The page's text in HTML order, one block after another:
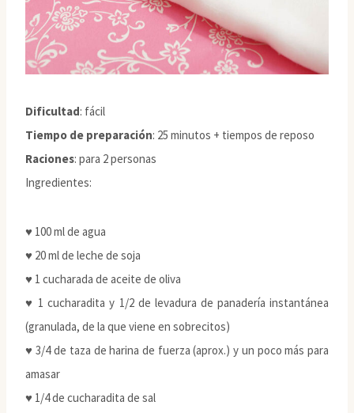
Dificultad: fácil
Tiempo de preparación: 25 minutos + tiempos de reposo
Raciones: para 2 personas
Ingredientes:
♥ 100 ml de agua
♥ 20 ml de leche de soja
♥ 1 cucharada de aceite de oliva
♥ 1 cucharadita y 1/2 de levadura de panadería instantánea
(granulada, de la que viene en sobrecitos)
♥ 3/4 de taza de harina de fuerza (aprox.) y un poco más para
amasar
♥ 1/4 de cucharadita de sal